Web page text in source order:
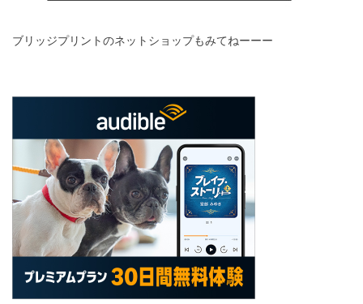
ブリッジプリントのネットショップもみてねーーー